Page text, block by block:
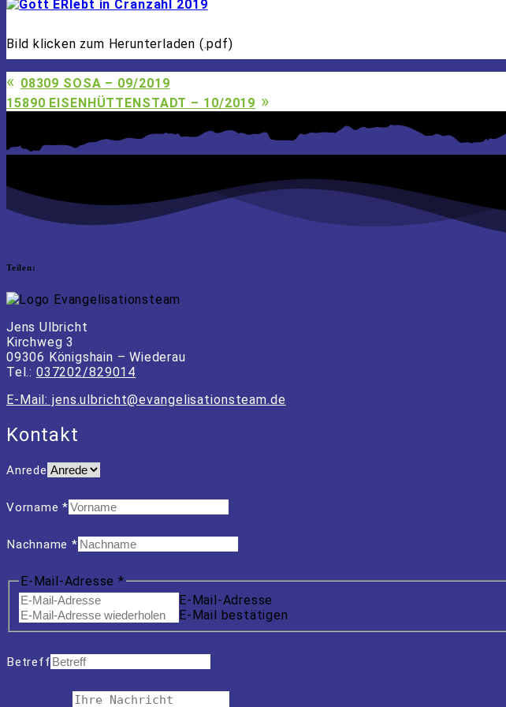
08427 Fraureuth – 09/2018
72474 Winterlingen – 06/2018
01778 Geising – 05/2018
15890 Eisenhüttenstadt 09-10/2017
08412 Werdau – 06/2017
Bild klicken zum Herunterladen (.pdf)
« 08309 SOSA – 09/2019
15890 EISENHÜTTENSTADT – 10/2019 »
Teilen:
Jens Ulbricht
Kirchweg 3
09306 Königshain – Wiederau
Tel.: 037202/829014
E-Mail: jens.ulbricht@evangelisa­tions­team.de
Kontakt
Anrede
Vorname*
Nachname *
E-Mail-Adresse *
E-Mail-Adresse
E-Mail bestätigen
Betreff